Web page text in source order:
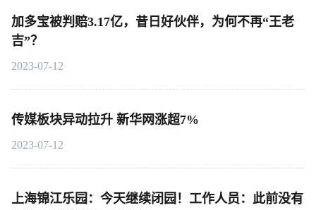
加多宝被判赔3.17亿，昔日好伙伴，为何不再“王老
吉”？
2023-07-12
传媒板块异动拉升 新华网涨超7%
2023-07-12
上海锦江乐园：今天继续闭园！工作人员：此前没有